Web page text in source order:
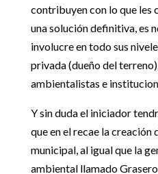
contribuyen con lo que les
una solución definitiva, es
involucre en todo sus
privada (dueño del
ambientalistas e
Y sin duda el iniciador
que en el recae la
municipal, al igual que la
ambiental llamado